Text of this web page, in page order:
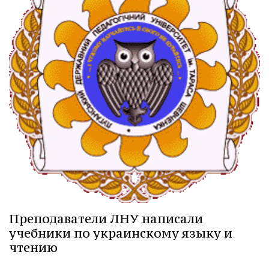
Преподаватели ЛНУ написали
учебники по украинскому языку и
чтению